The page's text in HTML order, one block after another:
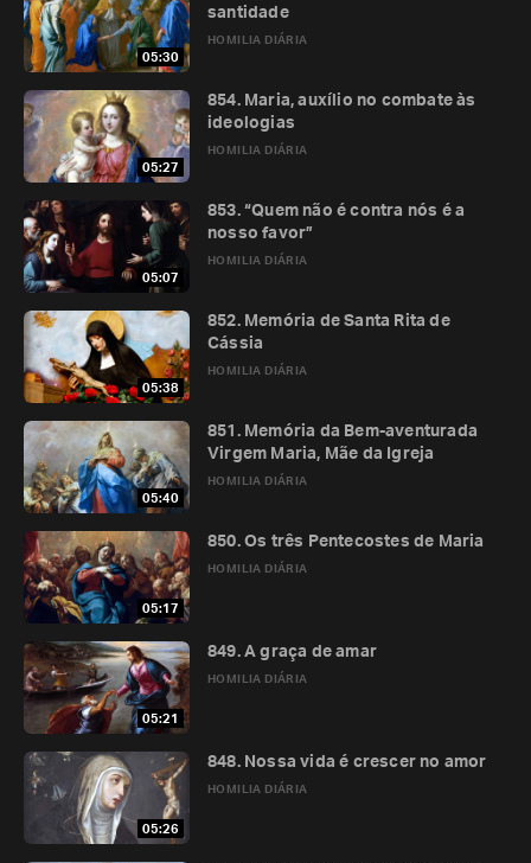
05:30
HOMILIA DIÁRIA
santidade
05:27
HOMILIA DIÁRIA
854. Maria, auxílio no combate às
ideologias
05:07
HOMILIA DIÁRIA
853. “Quem não é contra nós é a
nosso favor”
05:38
HOMILIA DIÁRIA
852. Memória de Santa Rita de
Cássia
05:40
HOMILIA DIÁRIA
851. Memória da Bem-aventurada
Virgem Maria, Mãe da Igreja
05:17
HOMILIA DIÁRIA
850. Os três Pentecostes de Maria
05:21
HOMILIA DIÁRIA
849. A graça de amar
05:26
HOMILIA DIÁRIA
848. Nossa vida é crescer no amor